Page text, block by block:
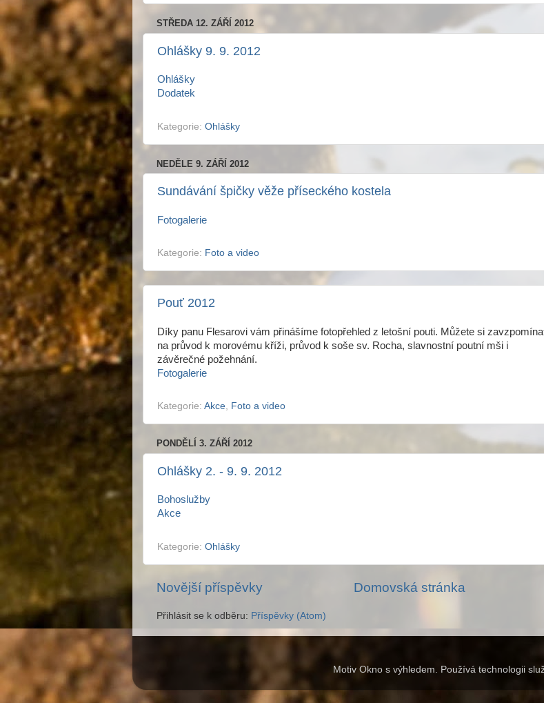
STŘEDA 12. ZÁŘÍ 2012
Ohlášky 9. 9. 2012
Ohlášky
Dodatek
Kategorie: Ohlášky
NEDĚLE 9. ZÁŘÍ 2012
Sundávání špičky věže příseckého kostela
Fotogalerie
Kategorie: Foto a video
Pouť 2012
Díky panu Flesarovi vám přinášíme fotopřehled z letošní pouti. Můžete si
na průvod k morovému kříži, průvod k soše sv. Rocha, slavnostní poutní mši i
závěrečné požehnání.
Fotogalerie
Kategorie: Akce, Foto a video
PONDĚLÍ 3. ZÁŘÍ 2012
Ohlášky 2. - 9. 9. 2012
Bohoslužby
Akce
Kategorie: Ohlášky
Novější příspěvky Domovská stránka
Přihlásit se k odběru: Příspěvky (Atom)
Motiv Okno s výhledem. Používá technologii